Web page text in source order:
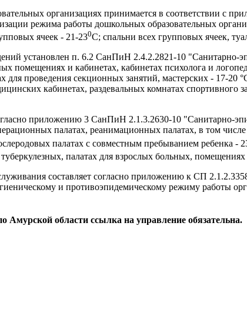
организациях принимается в соответствии с
режима работы дошкольных образовательных
ячеек - 21-230С; спальни всех групповых ячеек,
установлен п. 6.2 СанПиН 2.4.2.2821-10 "Санитарно-
помещениях и кабинетах, кабинетах психолога и
для проведения секционных занятий, мастерских - 17-
кабинетах, раздевальных комнатах спортивного
приложению 3 СанПиН 2.1.3.2630-10 "Санитарно-
палатах, реанимационных палатах, в том
палатах с совместным пребыванием ребенка -
палатах для взрослых больных,
составляет согласно приложению к СП
и противоэпидемическому режиму работы
Амурской области ссылка на управление обязательна.